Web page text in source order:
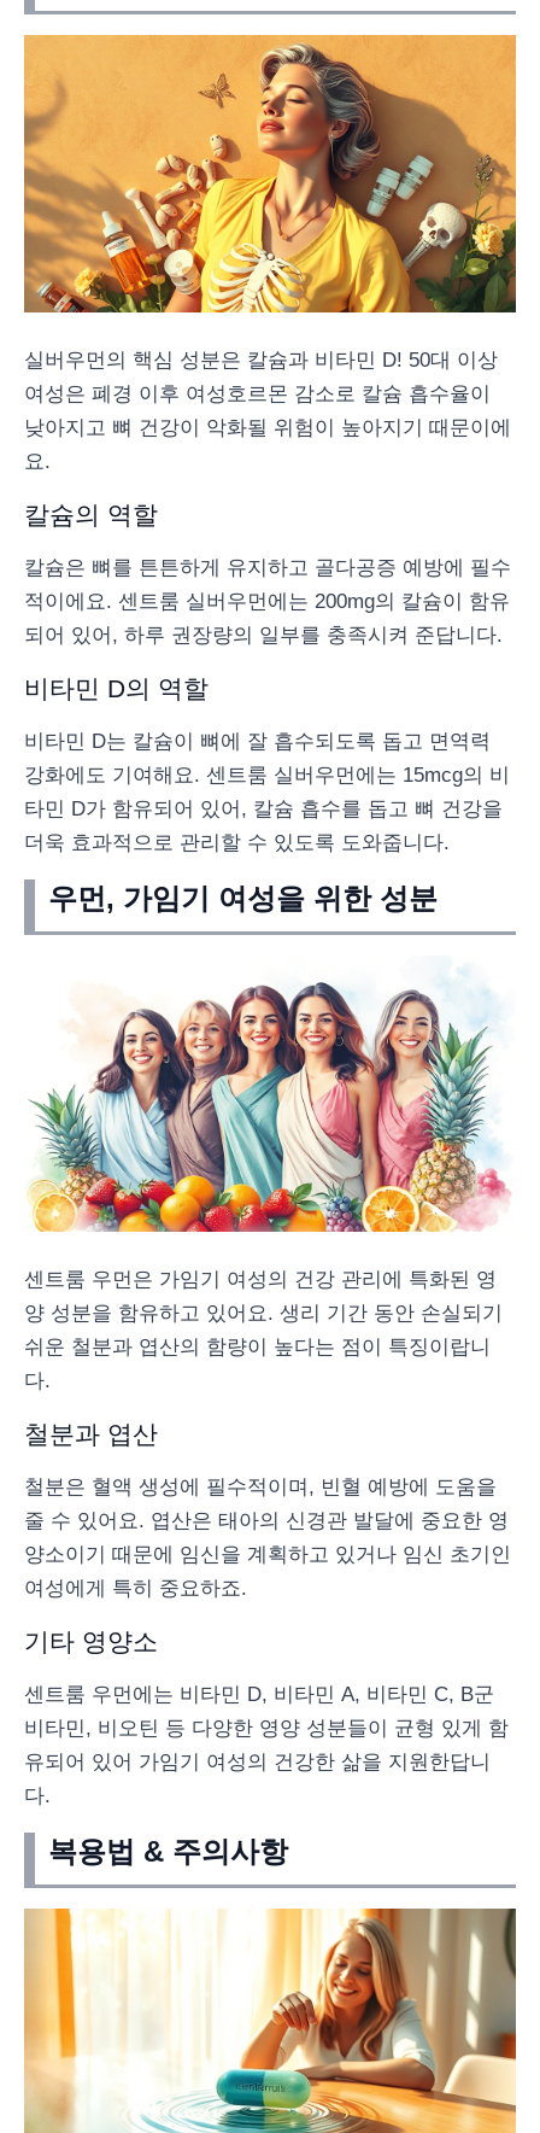
실버우먼의 핵심 성분은 칼슘과 비타민 D! 50대 이상
여성은 폐경 이후 여성호르몬 감소로 칼슘 흡수율이
낮아지고 뼈 건강이 악화될 위험이 높아지기 때문이에
요.
칼슘의 역할
칼슘은 뼈를 튼튼하게 유지하고 골다공증 예방에 필수
적이에요. 센트룸 실버우먼에는 200mg의 칼슘이 함유
되어 있어, 하루 권장량의 일부를 충족시켜 준답니다.
비타민 D의 역할
비타민 D는 칼슘이 뼈에 잘 흡수되도록 돕고 면역력
강화에도 기여해요. 센트룸 실버우먼에는 15mcg의 비
타민 D가 함유되어 있어, 칼슘 흡수를 돕고 뼈 건강을
더욱 효과적으로 관리할 수 있도록 도와줍니다.
우먼, 가임기 여성을 위한 성분
센트룸 우먼은 가임기 여성의 건강 관리에 특화된 영
양 성분을 함유하고 있어요. 생리 기간 동안 손실되기
쉬운 철분과 엽산의 함량이 높다는 점이 특징이랍니
다.
철분과 엽산
철분은 혈액 생성에 필수적이며, 빈혈 예방에 도움을
줄 수 있어요. 엽산은 태아의 신경관 발달에 중요한 영
양소이기 때문에 임신을 계획하고 있거나 임신 초기인
여성에게 특히 중요하죠.
기타 영양소
센트룸 우먼에는 비타민 D, 비타민 A, 비타민 C, B군
비타민, 비오틴 등 다양한 영양 성분들이 균형 있게 함
유되어 있어 가임기 여성의 건강한 삶을 지원한답니
다.
복용법 & 주의사항